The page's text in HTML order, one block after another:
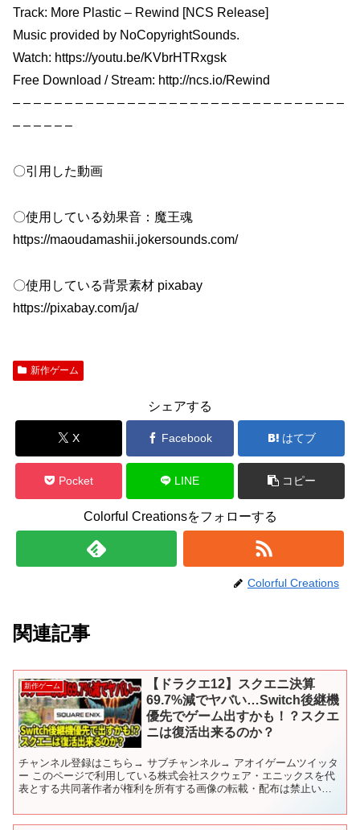
Track: More Plastic – Rewind [NCS Release]
Music provided by NoCopyrightSounds.
Watch: https://youtu.be/KVbrHTRxgsk
Free Download / Stream: http://ncs.io/Rewind
– – – – – – – – – – – – – – – – – – – – – – – – – – – – – – – –
– – – – – –
〇引用した動画
〇使用している効果音：魔王魂
https://maoudamashii.jokersounds.com/
〇使用している背景素材 pixabay
https://pixabay.com/ja/
新作ゲーム
シェアする
X Facebook はてブ
Pocket LINE コピー
Colorful Creationsをフォローする
Colorful Creations
関連記事
新作ゲーム
【ドラクエ12】スクエニ決算
69.7%減でヤバい…Switch後継機
優先でゲーム出すかも！？スクエ
ニは復活出来るのか？
チャンネル登録はこちら→ サブチャンネル→ アオイゲームツイッタ
ー このページで利用している株式会社スクウェア・エニックスを代
表とする共同著作者が権利を所有する画像の転載・配布は禁止いた